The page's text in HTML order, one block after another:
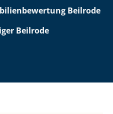
Beilrode
Beilrode